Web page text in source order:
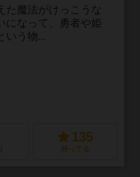
た魔法がけっこうな
になって、勇者や姫
いう物...
135
持ってる